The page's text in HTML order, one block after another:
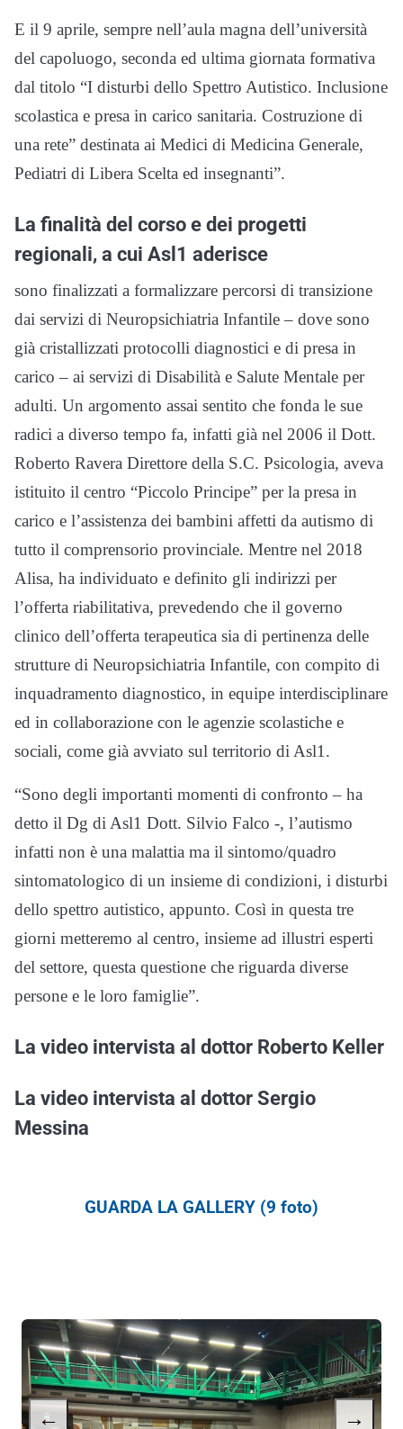
E il 9 aprile, sempre nell’aula magna dell’università
del capoluogo, seconda ed ultima giornata formativa
dal titolo “I disturbi dello Spettro Autistico. Inclusione
scolastica e presa in carico sanitaria. Costruzione di
una rete” destinata ai Medici di Medicina Generale,
Pediatri di Libera Scelta ed insegnanti”.
La finalità del corso e dei progetti
regionali, a cui Asl1 aderisce
sono finalizzati a formalizzare percorsi di transizione
dai servizi di Neuropsichiatria Infantile – dove sono
già cristallizzati protocolli diagnostici e di presa in
carico – ai servizi di Disabilità e Salute Mentale per
adulti. Un argomento assai sentito che fonda le sue
radici a diverso tempo fa, infatti già nel 2006 il Dott.
Roberto Ravera Direttore della S.C. Psicologia, aveva
istituito il centro “Piccolo Principe” per la presa in
carico e l’assistenza dei bambini affetti da autismo di
tutto il comprensorio provinciale. Mentre nel 2018
Alisa, ha individuato e definito gli indirizzi per
l’offerta riabilitativa, prevedendo che il governo
clinico dell’offerta terapeutica sia di pertinenza delle
strutture di Neuropsichiatria Infantile, con compito di
inquadramento diagnostico, in equipe interdisciplinare
ed in collaborazione con le agenzie scolastiche e
sociali, come già avviato sul territorio di Asl1.
“Sono degli importanti momenti di confronto – ha
detto il Dg di Asl1 Dott. Silvio Falco -, l’autismo
infatti non è una malattia ma il sintomo/quadro
sintomatologico di un insieme di condizioni, i disturbi
dello spettro autistico, appunto. Così in questa tre
giorni metteremo al centro, insieme ad illustri esperti
del settore, questa questione che riguarda diverse
persone e le loro famiglie”.
La video intervista al dottor Roberto Keller
La video intervista al dottor Sergio
Messina
GUARDA LA GALLERY (9 foto)
← →